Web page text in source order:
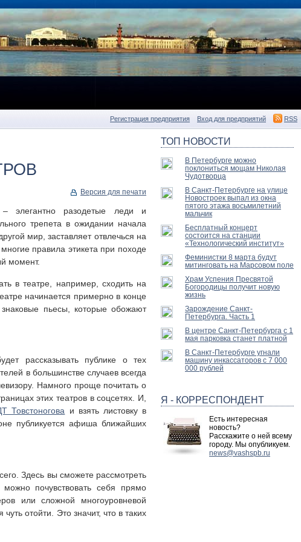
Регистрация предприятия Вход для предприятий RSS
Версия для печати
– элегантно разодетые леди и
трепета в ожидании начала
мир, заставляет отвлечься на
правила этикета при походе
момент.
в театре, например, сходить на
начинается примерно в конце
пьесы, которые обожают
рассказывать публике о тех
в большинстве случаев всегда
Намного проще почитать о
этих театров в соцсетях. И,
Товстоногова и взять листовку в
публикуется афиша ближайших
Здесь вы сможете рассмотреть
почувствовать себя прямо
или сложной многоуровневой
отойти. Это значит, что в таких
ТОП НОВОСТИ
В Петербурге можно
поклониться мощам Николая
Чудотворца
В Санкт-Петербурге на улице
Новостроек выпал из окна
пятого этажа восьмилетний
мальчик
Бесплатный концерт
состоится на станции
«Технологический институт»
Феминистки 8 марта будут
митинговать на Марсовом поле
Храм Успения Пресвятой
Богородицы получит новую
жизнь
Зарождение Санкт-
Петербурга. Часть 1
В центре Санкт-Петербурга с 1
мая парковка станет платной
В Санкт-Петербурге угнали
машину инкассаторов с 7 000
000 рублей
Я - КОРРЕСПОНДЕНТ
Есть интересная
новость?
Расскажите о ней всему
городу. Мы опубликуем.
news@vashspb.ru